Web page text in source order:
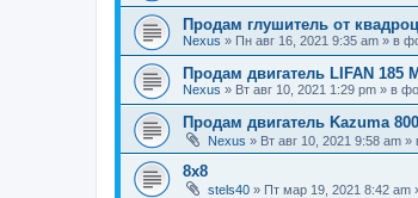
Продам глушитель от
Nexus » Пн авг 16, 2021 9:35 am » в
Продам двигатель LIFAN 185
Nexus » Вт авг 10, 2021 1:29 pm » в
Продам двигатель Kazuma
Nexus » Вт авг 10, 2021 9:58 am »
8х8
stels40 » Пт мар 19, 2021 8:42 am